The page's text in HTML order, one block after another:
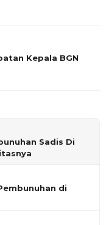
Kepala BGN
Sadis Di
di